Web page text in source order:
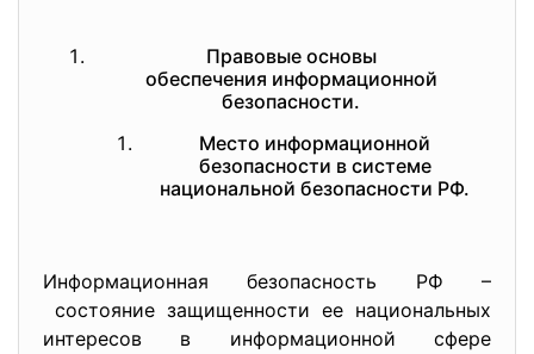
Правовые основы
обеспечения информационной
безопасности.
Место информационной
безопасности в системе
национальной безопасности РФ.
Информационная безопасность РФ –
состояние защищенности ее национальных
интересов в информационной сфере